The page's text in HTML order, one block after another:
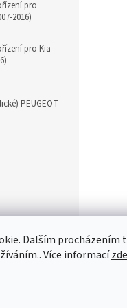
Dalším procházením
Více informacízde
pro
2016)
pro Kia
PEUGEOT